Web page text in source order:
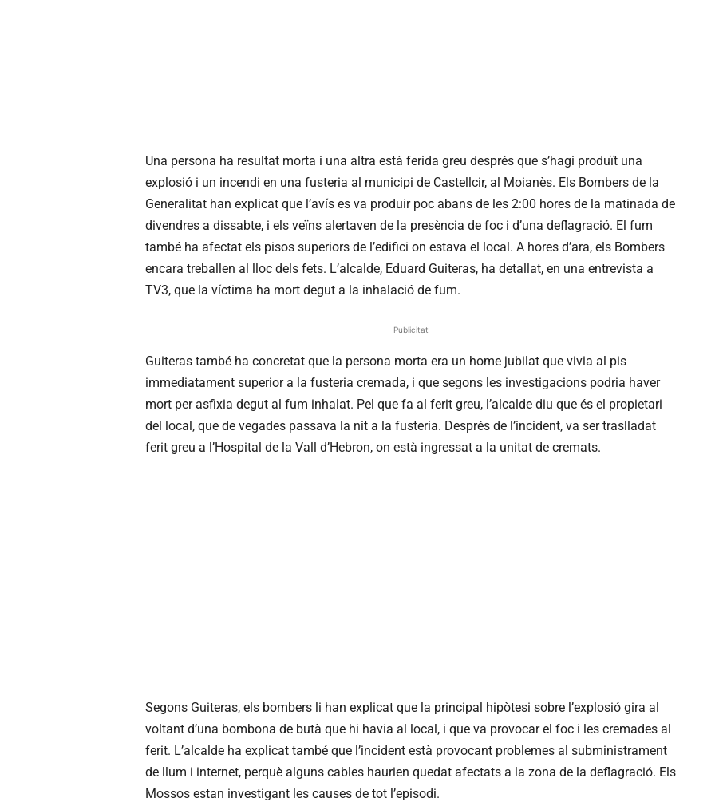
Una persona ha resultat morta i una altra està ferida greu després que s’hagi produït una
explosió i un incendi en una fusteria al municipi de Castellcir, al Moianès. Els Bombers de la
Generalitat han explicat que l’avís es va produir poc abans de les 2:00 hores de la matinada de
divendres a dissabte, i els veïns alertaven de la presència de foc i d’una deflagració. El fum
també ha afectat els pisos superiors de l’edifici on estava el local. A hores d’ara, els Bombers
encara treballen al lloc dels fets. L’alcalde, Eduard Guiteras, ha detallat, en una entrevista a
TV3, que la víctima ha mort degut a la inhalació de fum.
Publicitat
Guiteras també ha concretat que la persona morta era un home jubilat que vivia al pis
immediatament superior a la fusteria cremada, i que segons les investigacions podria haver
mort per asfixia degut al fum inhalat. Pel que fa al ferit greu, l’alcalde diu que és el propietari
del local, que de vegades passava la nit a la fusteria. Després de l’incident, va ser traslladat
ferit greu a l’Hospital de la Vall d’Hebron, on està ingressat a la unitat de cremats.
Segons Guiteras, els bombers li han explicat que la principal hipòtesi sobre l’explosió gira al
voltant d’una bombona de butà que hi havia al local, i que va provocar el foc i les cremades al
ferit. L’alcalde ha explicat també que l’incident està provocant problemes al subministrament
de llum i internet, perquè alguns cables haurien quedat afectats a la zona de la deflagració. Els
Mossos estan investigant les causes de tot l’episodi.